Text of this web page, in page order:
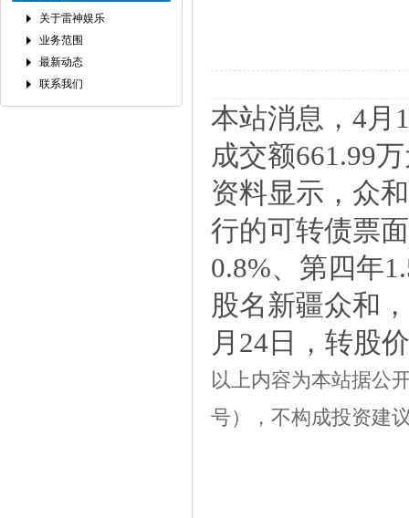
关于雷神娱乐
业务范围
最新动态
联系我们
本站消息，4月
成交额661.99
资料显示，众
行的可转债票
0.8%、第四年
股名新疆众和
月24日，转股
以上内容为本站据公
号），不构成投资建